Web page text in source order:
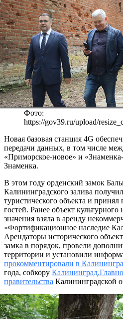
Фото:
https://gov39.ru/upload/
Новая базовая станция 4G
передачи данных, в том числе
«Приморское-новое» и
Знаменка.
В этом году орденский замок
Калининградского залива
туристического объекта и
гостей. Ранее объект культурного
значения взяла в аренду
«Фортификационное наследие
Арендаторы исторического
замка в порядок, провели
территории и установили
прокомментировали в
года, собкору
правительства Калининградской